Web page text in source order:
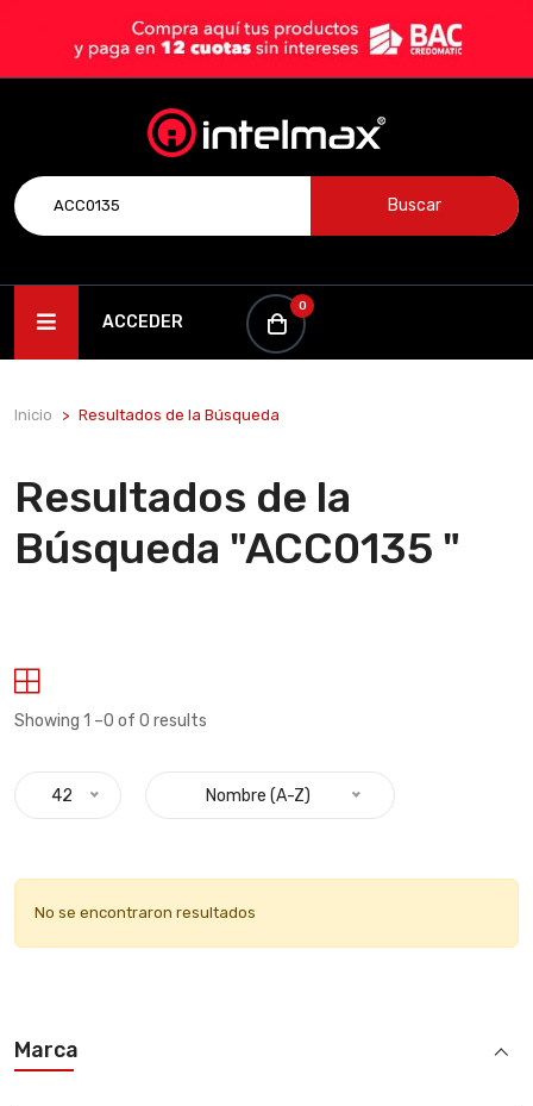
Buscar
ACCEDER
0
Inicio Resultados de la Búsqueda
Marca
Resultados de la
Búsqueda "ACC0135 "
Showing 1 –0 of 0 results
42 Nombre (A-Z)
No se encontraron resultados